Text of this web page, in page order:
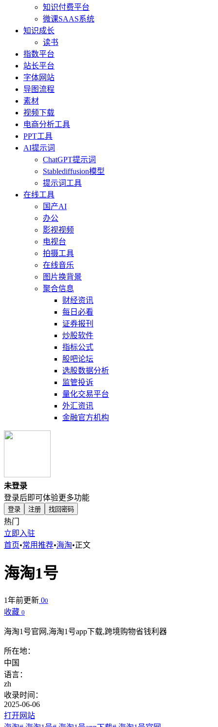
知识付费平台
微课SAAS系统
知识成长
读书
指数平台
站长平台
字体网站
导图流程
素材
视频下载
电商分析工具
PPT工具
AI提示词
ChatGPT提示词
Stablediffusion模型
提示词工具
在线工具
国产AI
办公
影视视频
电视台
拍摄工具
在线音乐
图片换背景
聚合信息
财经资讯
每日必看
证券报刊
炒股软件
指标公式
股吧论坛
选股数据分析
监管投诉
量化交易平台
外汇资讯
金融官方机构
未登录
登录后即可体验更多功能
登录 注册 找回密码
热门
立即入驻
首页•常用推荐•海淘•正文
海淘1号
1年前更新 00
收藏 0
海淘1号官网,海淘1号app下载,跨境购物省钱利器
所在地：
中国
语言：
zh
收录时间：
2025-06-06
打开网站